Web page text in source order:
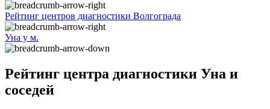
Рейтинг центров диагностики Волгограда
Уна у м.
Рейтинг центра диагностики Уна и
соседей